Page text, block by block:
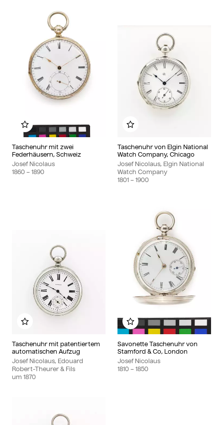
Taschenuhr mit zwei
Federhäusern, Schweiz
Josef Nicolaus
1860 – 1890
Zu meinem Album hinzufügen
Taschenuhr von Elgin National
Watch Company, Chicago
Josef Nicolaus, Elgin National
Watch Company
1801 – 1900
Zu meinem Album
Taschenuhr mit patentiertem
automatischen Aufzug
Josef Nicolaus, Edouard
Robert-Theurer & Fils
um 1870
Zu meinem Album hinzufügen
Savonette Taschenuhr von
Stamford & Co, London
Josef Nicolaus
1810 – 1850
Zu meinem Album